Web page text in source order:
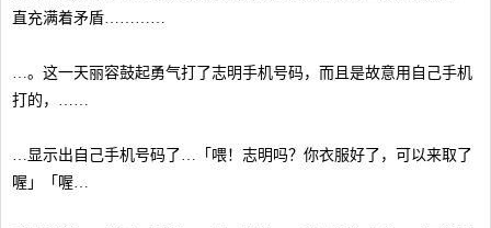
直充满着矛盾…………
…。这一天丽容鼓起勇气打了志明手机号码，而且是故意用自己手机
打的，……
…显示出自己手机号码了…「喂！志明吗？你衣服好了，可以来取了
喔」「喔…